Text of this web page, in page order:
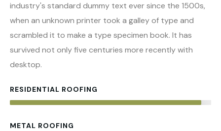
industry's standard dummy text ever since the 1500s,
when an unknown printer took a galley of type and
scrambled it to make a type specimen book. It has
survived not only five centuries more recently with
desktop.
RESIDENTIAL ROOFING
METAL ROOFING